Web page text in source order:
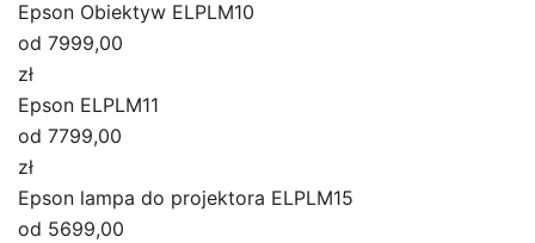
Epson Obiektyw ELPLM10
od 7999,00
zł
Epson ELPLM11
od 7799,00
zł
Epson lampa do projektora ELPLM15
od 5699,00